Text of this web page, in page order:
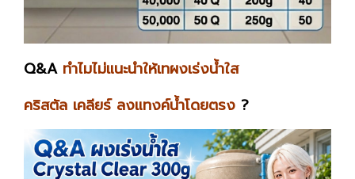
Q&Aทำไมไม่แนะนำให้เทผงเร่งน้ำใส
คริสตัล เคลียร์ ลงแทงค์น้ำโดยตรง ?